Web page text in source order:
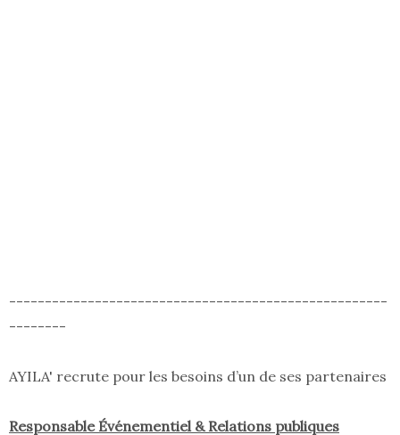
-----------------------------------------------------
--------
AYILA' recrute pour les besoins d’un de ses partenaires
Responsable Événementiel & Relations publiques